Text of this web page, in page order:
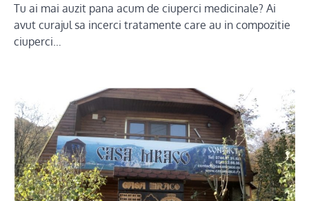
Tu ai mai auzit pana acum de ciuperci medicinale? Ai
avut curajul sa incerci tratamente care au in compozitie
ciuperci…